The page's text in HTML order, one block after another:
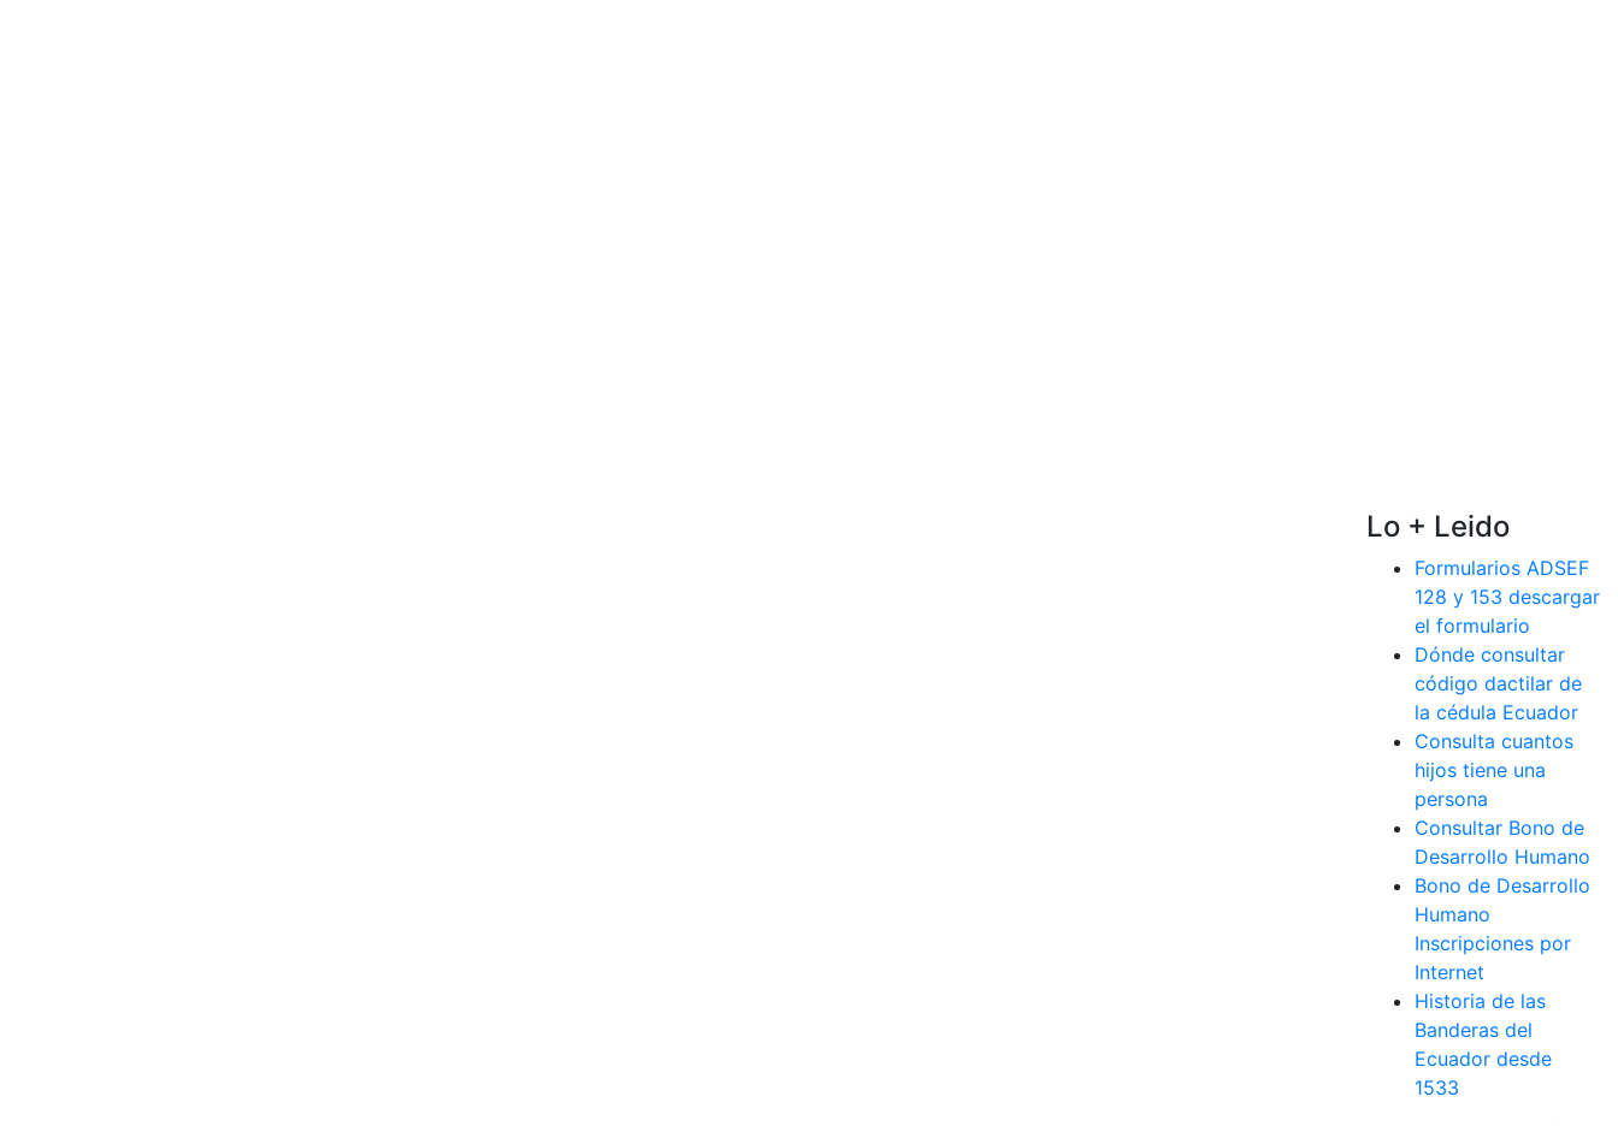
Lo + Leido
Formularios ADSEF
128 y 153 descargar
el formulario
Dónde consultar
código dactilar de
la cédula Ecuador
Consulta cuantos
hijos tiene una
persona
Consultar Bono de
Desarrollo Humano
Bono de Desarrollo
Humano
Inscripciones por
Internet
Historia de las
Banderas del
Ecuador desde
1533